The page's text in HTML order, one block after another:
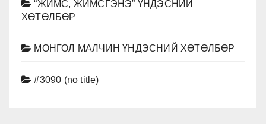
“ЖИМС, ЖИМСГЭНЭ” ҮНДЭСНИЙ
ХӨТӨЛБӨР
МОНГОЛ МАЛЧИН ҮНДЭСНИЙ ХӨТӨЛБӨР
#3090 (no title)